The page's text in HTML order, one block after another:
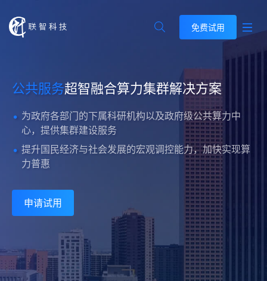
免费试用
公共服务超智融合算力集群解决方案
为政府各部门的下属科研机构以及政府级公共算力中
心，提供集群建设服务
提升国民经济与社会发展的宏观调控能力，加快实现算
力普惠
申请试用